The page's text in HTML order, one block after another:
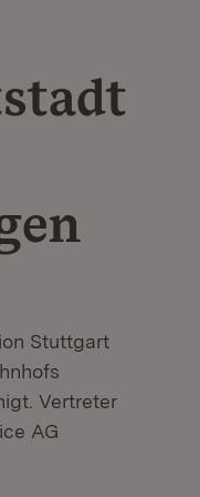
Stuttgart
Vertreter
AG